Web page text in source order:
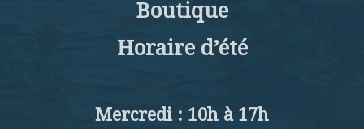
Boutique
Horaire d’été
Mercredi : 10h à 17h